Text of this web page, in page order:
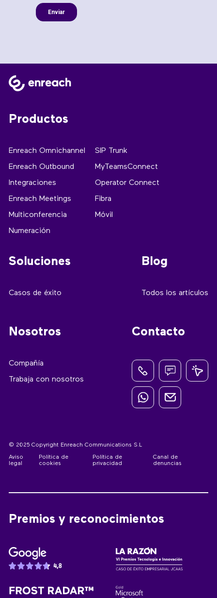
Productos
Enreach Omnichannel
Enreach Outbound
Integraciones
Enreach Meetings
Multiconferencia
Numeración
SIP Trunk
MyTeamsConnect
Operator Connect
Fibra
Móvil
Soluciones
Casos de éxito
Blog
Todos los artículos
Nosotros
Compañía
Trabaja con nosotros
Contacto
© 2025 Copyright Enreach Communications S.L
Aviso
legal
Política de
cookies
Política de
privacidad
Canal de
denuncias
Premios y reconocimientos